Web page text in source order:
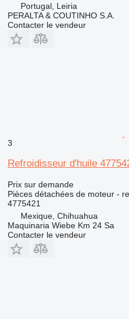
Portugal, Leiria
PERALTA & COUTINHO S.A.
Contacter le vendeur
3
Refroidisseur d'huile
Prix sur demande
Pièces détachées de moteur -
4775421
Mexique, Chihuahua
Maquinaria Wiebe Km 24 Sa
Contacter le vendeur